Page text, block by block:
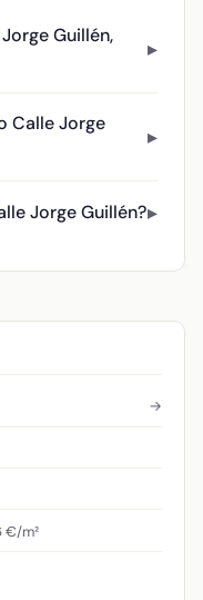
Guillén,
Calle Jorge
Jorge Guillén?
→
€/m²